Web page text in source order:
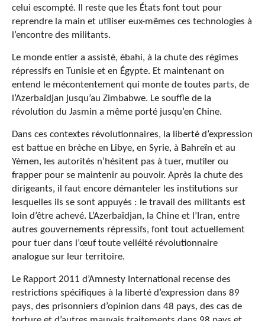
celui escompté. Il reste que les États font tout pour
reprendre la main et utiliser eux-mêmes ces technologies à
l’encontre des militants.
Le monde entier a assisté, ébahi, à la chute des régimes
répressifs en Tunisie et en Égypte. Et maintenant on
entend le mécontentement qui monte de toutes parts, de
l’Azerbaïdjan jusqu’au Zimbabwe. Le souffle de la
révolution du Jasmin a même porté jusqu’en Chine.
Dans ces contextes révolutionnaires, la liberté d’expression
est battue en brèche en Libye, en Syrie, à Bahreïn et au
Yémen, les autorités n’hésitent pas à tuer, mutiler ou
frapper pour se maintenir au pouvoir. Après la chute des
dirigeants, il faut encore démanteler les institutions sur
lesquelles ils se sont appuyés : le travail des militants est
loin d’être achevé. L’Azerbaïdjan, la Chine et l’Iran, entre
autres gouvernements répressifs, font tout actuellement
pour tuer dans l’œuf toute velléité révolutionnaire
analogue sur leur territoire.
Le Rapport 2011 d’Amnesty International recense des
restrictions spécifiques à la liberté d’expression dans 89
pays, des prisonniers d’opinion dans 48 pays, des cas de